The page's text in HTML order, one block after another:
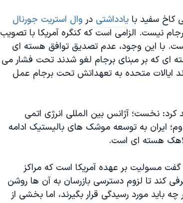
کاخ سفید بایادداشتیدر وال استریت جورنال
نیست. الزامی است که کنگره آمریکا با تصویب
با این وجود، عدم تصدیق توافق هسته ای
ای که بر مبنای برجام لغو شدند تحت فشار می
ایالات متحده به تعهداتش تحت برجام عمل
کرد: نخست؛ آژانس بین المللی انرژی اتمی
ایران به توسعه موشک های بالیستیک ادامه
هسته ای است.
گفت مسولیت بر عهده آمریکا است که مراکز
کند تا لزوم دسترسی بازرسان به آن ها روشن
مورد رسیدگی قرار بگیرند، اما بخشی از